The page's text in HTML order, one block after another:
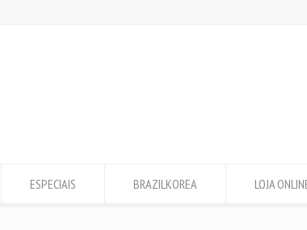
ESPECIAIS BRAZILKOREA LOJA